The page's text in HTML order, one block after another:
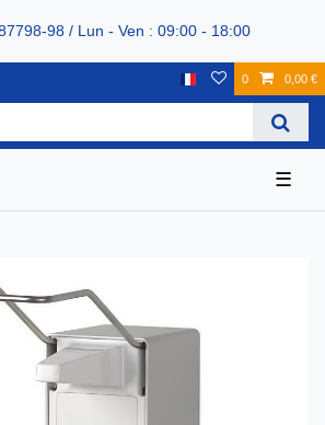
98 / Lun - Ven : 09:00 - 18:00
0 0,00 €
☰